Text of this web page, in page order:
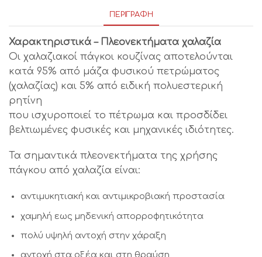
ΠΕΡΙΓΡΑΦΉ
Χαρακτηριστικά – Πλεονεκτήματα χαλαζία
Οι χαλαζιακοί πάγκοι κουζίνας αποτελούνται
κατά 95% από μάζα φυσικού πετρώματος
(χαλαζίας) και 5% από ειδική πολυεστερική
ρητίνη
που ισχυροποιεί το πέτρωμα και προσδίδει
βελτιωμένες φυσικές και μηχανικές ιδιότητες.
Τα σημαντικά πλεονεκτήματα της χρήσης
πάγκου από χαλαζία είναι:
αντιμυκητιακή και αντιμικροβιακή προστασία
χαμηλή εως μηδενική απορροφητικότητα
πολύ υψηλή αντοχή στην χάραξη
αντοχή στα οξέα και στη θραύση